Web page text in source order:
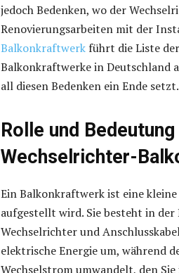
jedoch Bedenken, wo der
Renovierungsarbeiten mit der
Balkonkraftwerk führt die Liste
Balkonkraftwerke in Deutschland
all diesen Bedenken ein Ende setzt.
Rolle und
Wechselrichter-
Ein Balkonkraftwerk ist eine
aufgestellt wird. Sie besteht in der
Wechselrichter und
elektrische Energie um, während
Wechselstrom umwandelt, den